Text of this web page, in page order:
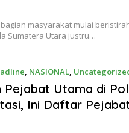
masyarakat mulai
Sumatera Utara justru…
, NASIONAL,
Pejabat Utama di
Ini Daftar